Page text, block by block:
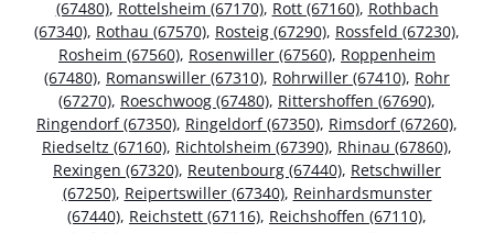
(67480), Rottelsheim (67170), Rott (67160), Rothbach
(67340), Rothau (67570), Rosteig (67290), Rossfeld (67230),
Rosheim (67560), Rosenwiller (67560), Roppenheim
(67480), Romanswiller (67310), Rohrwiller (67410), Rohr
(67270), Roeschwoog (67480), Rittershoffen (67690),
Ringendorf (67350), Ringeldorf (67350), Rimsdorf (67260),
Riedseltz (67160), Richtolsheim (67390), Rhinau (67860),
Rexingen (67320), Reutenbourg (67440), Retschwiller
(67250), Reipertswiller (67340), Reinhardsmunster
(67440), Reichstett (67116), Reichshoffen (67110),